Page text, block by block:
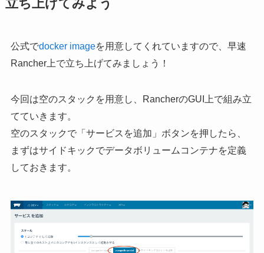
立ち上げてみよう
公式でdocker imageを用意してくれていますので、早速
Rancher上で立ち上げてみましょう！
今回は空のスタックを用意し、RancherのGUI上で組み立
てていきます。
空のスタックで「サービスを追加」ボタンを押したら、
まずはサイドキックでデータボリュームコンテナを定義
しておきます。